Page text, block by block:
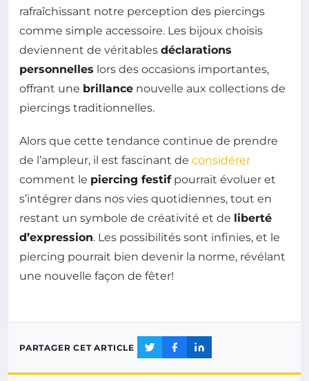
rafraîchissant notre perception des piercings
comme simple accessoire. Les bijoux choisis
deviennent de véritables déclarations
personnelles lors des occasions importantes,
offrant une brillance nouvelle aux collections de
piercings traditionnelles.
Alors que cette tendance continue de prendre
de l’ampleur, il est fascinant de considérer
comment le piercing festifpourrait évoluer et
s’intégrer dans nos vies quotidiennes, tout en
restant un symbole de créativité et de liberté
d’expression. Les possibilités sont infinies, et le
piercing pourrait bien devenir la norme, révélant
une nouvelle façon de fêter!
PARTAGER CET ARTICLE